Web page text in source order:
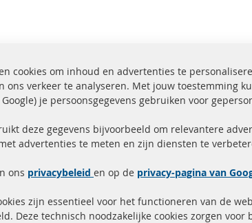
in voorraad
Snelle links
Roetfilter reiniging
cookies om inhoud en advertenties te
ons verkeer te analyseren. Met jouw toestemming
je persoonsgegevens gebruiken voor
deze gegevens bijvoorbeeld om relevantere
advertenties te meten en zijn diensten te
ons privacybeleid en op de privacy-pagina van
zijn essentieel voor het functioneren van de
Deze technisch noodzakelijke cookies zorgen